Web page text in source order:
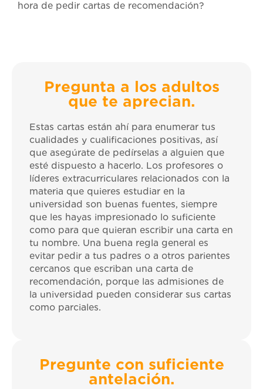
hora de pedir cartas de recomendación?
Pregunta a los adultos
que te aprecian.
Estas cartas están ahí para enumerar tus
cualidades y cualificaciones positivas, así
que asegúrate de pedírselas a alguien que
esté dispuesto a hacerlo. Los profesores o
líderes extracurriculares relacionados con la
materia que quieres estudiar en la
universidad son buenas fuentes, siempre
que les hayas impresionado lo suficiente
como para que quieran escribir una carta en
tu nombre. Una buena regla general es
evitar pedir a tus padres o a otros parientes
cercanos que escriban una carta de
recomendación, porque las admisiones de
la universidad pueden considerar sus cartas
como parciales.
Pregunte con suficiente
antelación.